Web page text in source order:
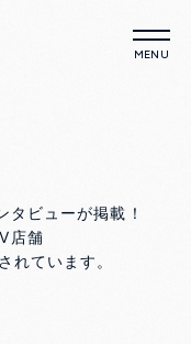
ビューが掲載！
店舗
れています。